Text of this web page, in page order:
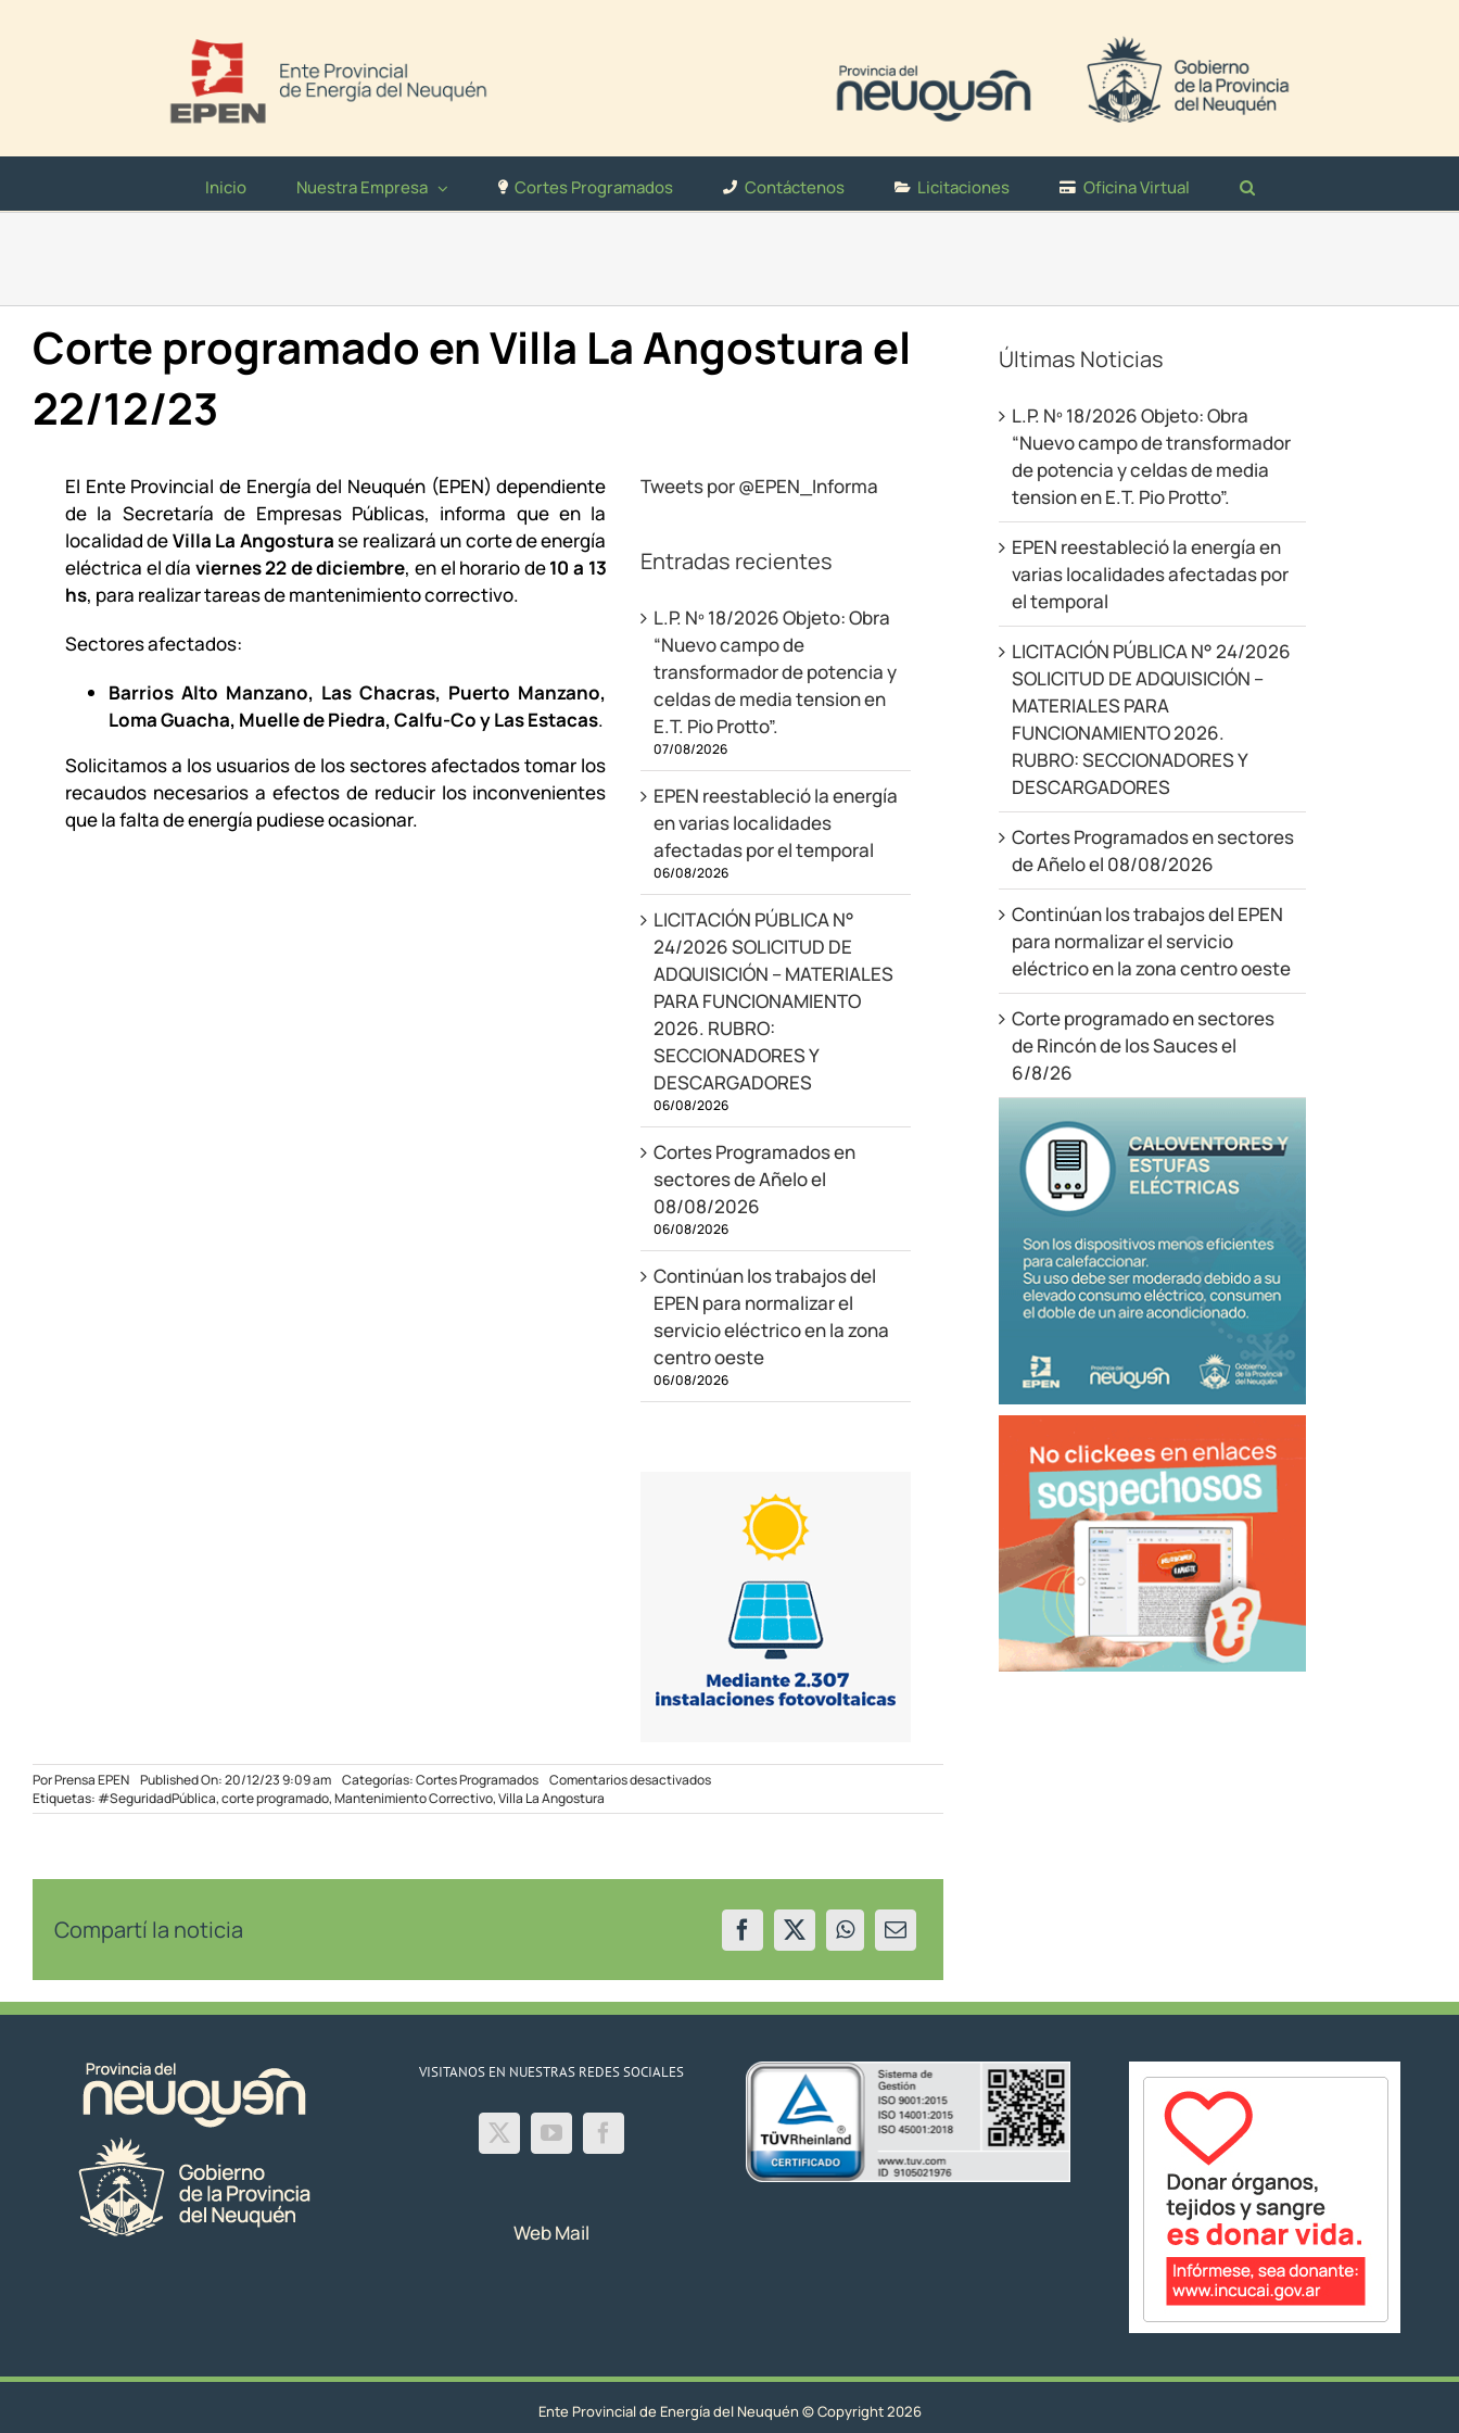
Inicio Nuestra Empresa Cortes Programados Contáctenos Licitaciones Oficina Virtual
Corte programado en Villa La Angostura el
22/12/23
El Ente Provincial de Energía del Neuquén (EPEN) dependiente
de la Secretaría de Empresas Públicas, informa que en la
localidad deVilla La Angosturase realizará un corte de energía
eléctrica el día viernes 22 de diciembre, en el horario de10 a 13
hs, para realizar tareas de mantenimiento correctivo.
Sectores afectados:
Barrios Alto Manzano, Las Chacras, Puerto Manzano,
Loma Guacha, Muelle de Piedra, Calfu-Co y Las Estacas.
Solicitamos a los usuarios de los sectores afectados tomar los
recaudos necesarios a efectos de reducir los inconvenientes
que la falta de energía pudiese ocasionar.
Tweets por @EPEN_Informa
Entradas recientes
L.P. Nº 18/2026 Objeto: Obra
“Nuevo campo de
transformador de potencia y
celdas de media tension en
E.T. Pio Protto”.
07/08/2026
EPEN reestableció la energía
en varias localidades
afectadas por el temporal
06/08/2026
LICITACIÓN PÚBLICA N°
24/2026 SOLICITUD DE
ADQUISICIÓN – MATERIALES
PARA FUNCIONAMIENTO
2026. RUBRO:
SECCIONADORES Y
DESCARGADORES
06/08/2026
Cortes Programados en
sectores de Añelo el
08/08/2026
06/08/2026
Continúan los trabajos del
EPEN para normalizar el
servicio eléctrico en la zona
centro oeste
06/08/2026
PorPrensa EPEN Published On: 20/12/23 9:09 am Categorías:Cortes Programados Comentarios desactivadosen
programado
22/12/23
Etiquetas: #SeguridadPública,corte programado,Mantenimiento Correctivo,Villa La Angostura
Compartí la noticia
Últimas Noticias
L.P. Nº 18/2026 Objeto: Obra
“Nuevo campo de transformador
de potencia y celdas de media
tension en E.T. Pio Protto”.
EPEN reestableció la energía en
varias localidades afectadas por
el temporal
LICITACIÓN PÚBLICA N° 24/2026
SOLICITUD DE ADQUISICIÓN –
MATERIALES PARA
FUNCIONAMIENTO 2026.
RUBRO: SECCIONADORES Y
DESCARGADORES
Cortes Programados en sectores
de Añelo el 08/08/2026
Continúan los trabajos del EPEN
para normalizar el servicio
eléctrico en la zona centro oeste
Corte programado en sectores
de Rincón de los Sauces el
6/8/26
VISITANOS EN NUESTRAS REDES SOCIALES
Web Mail
Ente Provincial de Energía del Neuquén © Copyright 2026